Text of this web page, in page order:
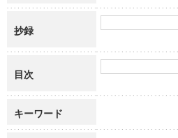
抄録
目次
キーワード